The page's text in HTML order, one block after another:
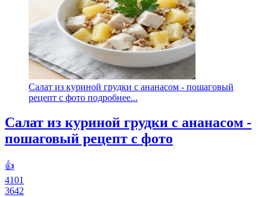
Салат из куриной грудки с ананасом - пошаговый
рецепт с фото подробнее...
Салат из куриной грудки с ананасом -
пошаговый рецепт с фото
👍
4101
3642